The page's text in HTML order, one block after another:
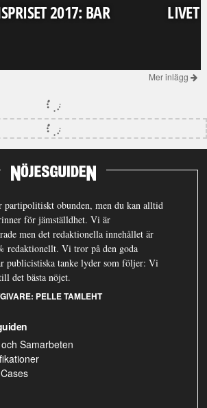
2017: BAR LIVET
Mer inlägg
partipolitiskt obunden, men du kan alltid
för jämställdhet. Vi är
men det redaktionella innehållet är
redaktionellt. Vi tror på den goda
publicistiska tanke lyder som följer: Vi
det bästa nöjet.
PELLE TAMLEHT
Samarbeten